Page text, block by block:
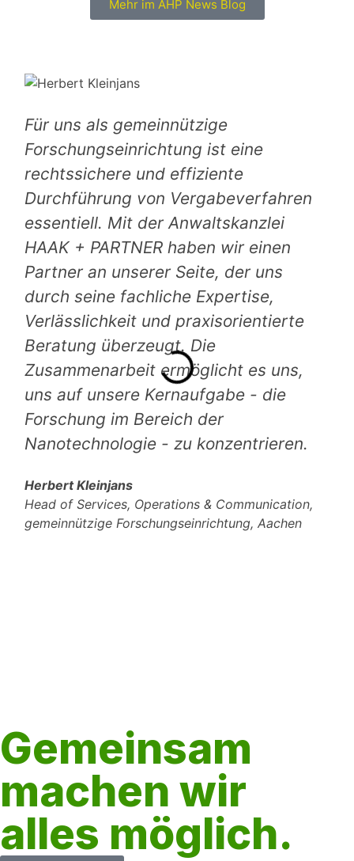
Mehr im AHP News Blog
Für uns als gemeinnützige
Forschungseinrichtung ist eine
rechtssichere und effiziente
Durchführung von Vergabeverfahren
essentiell. Mit der Anwaltskanzlei
HAAK + PARTNER haben wir einen
Partner an unserer Seite, der uns
durch seine fachliche Expertise,
Verlässlichkeit und praxisorientierte
Beratung überzeugt. Die
Zusammenarbeit ermöglicht es uns,
uns auf unsere Kernaufgabe - die
Forschung im Bereich der
Nanotechnologie - zu konzentrieren.
Herbert Kleinjans
Head of Services, Operations & Communication,
gemeinnützige Forschungseinrichtung, Aachen
Gemeinsam
machen wir
alles möglich.